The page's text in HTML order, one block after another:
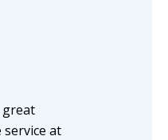
great
at